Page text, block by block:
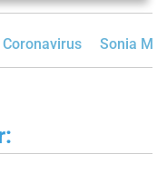
Coronavirus Sonia